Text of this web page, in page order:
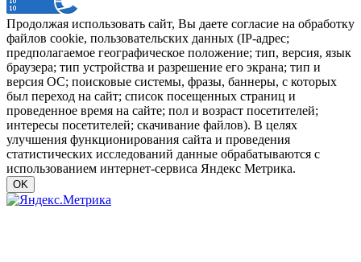
Продолжая использовать сайт, Вы даете согласие на обработку
файлов cookie, пользовательских данных (IP-адрес;
предполагаемое географическое положение; тип, версия, язык
браузера; тип устройства и разрешение его экрана; тип и
версия ОС; поисковые системы, фразы, баннеры, с которых
был переход на сайт; список посещенных страниц и
проведенное время на сайте; пол и возраст посетителей;
интересы посетителей; скачивание файлов). В целях
улучшения функционирования сайта и проведения
статистических исследований данные обрабатываются с
использованием интернет-сервиса Яндекс Метрика.
OK